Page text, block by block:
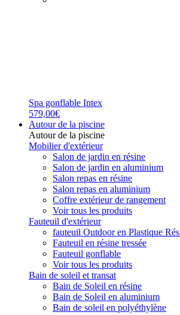
Spa gonflable Intex
579,00€
Autour de la piscine
Autour de la piscine
Mobilier d'extérieur
Salon de jardin en résine
Salon de jardin en aluminium
Salon repas en résine
Salon repas en aluminium
Coffre extérieur de rangement
Voir tous les produits
Fauteuil d'extérieur
fauteuil Outdoor en Plastique
Fauteuil en résine tressée
Fauteuil gonflable
Voir tous les produits
Bain de soleil et transat
Bain de Soleil en résine
Bain de Soleil en aluminium
Bain de soleil en polyéthylène